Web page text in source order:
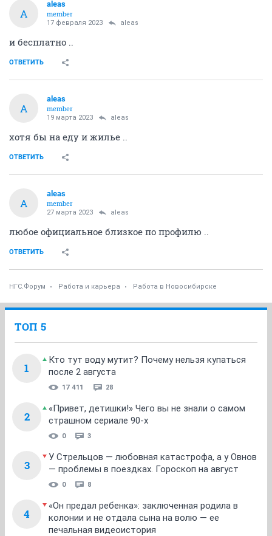
A
aleas
member
17 февраля 2023 aleas
и бесплатно ..
ОТВЕТИТЬ
A
aleas
member
19 марта 2023 aleas
хотя бы на еду и жилье ..
ОТВЕТИТЬ
A
aleas
member
27 марта 2023 aleas
любое официальное близкое по профилю ..
ОТВЕТИТЬ
НГС.Форум Работа и карьера Работа в Новосибирске
ТОП 5
1
Кто тут воду мутит? Почему нельзя купаться
после 2 августа
17 411 28
2
«Привет, детишки!» Чего вы не знали о самом
страшном сериале 90-х
0 3
3
У Стрельцов — любовная катастрофа, а у Овнов
— проблемы в поездках. Гороскоп на август
0 8
4
«Он предал ребенка»: заключенная родила в
колонии и не отдала сына на волю — ее
печальная видеоистория